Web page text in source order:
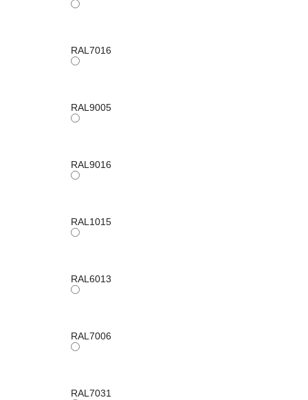
RAL7016
RAL9005
RAL9016
RAL1015
RAL6013
RAL7006
RAL7031